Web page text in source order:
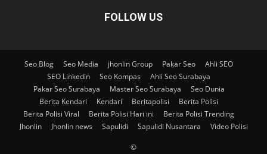
FOLLOW US
Seo Blog Seo Media jhonlin Group Pakar Seo
Ahli SEO
SEO Linkedin
Seo Kompas
Ahli Seo Surabaya
Pakar Seo Surabaya
Master Seo Surabaya
Seo Dunia
Berita Kendari
Kendari Beritapolisi
Berita Polisi
Berita Polisi Viral
Berita Polisi Hari ini
Berita Polisi Trending
Jhonlin
Jhonlin news Sapulidi Sapulidi Nusantara Video Polisi
©